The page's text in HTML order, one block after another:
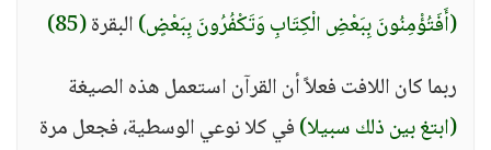
(أَفَتُؤْمِنُونَ بِبَعْضِ الْكِتَابِ وَتَكْفُرُونَ بِبَعْضٍ)البقرة(85)
ربما كان اللافت فعلاً أن القرآن استعمل هذه الصيغة
(ابتغ بين ذلك سبيلا)في كلا نوعي الوسطية، فجعل مرة